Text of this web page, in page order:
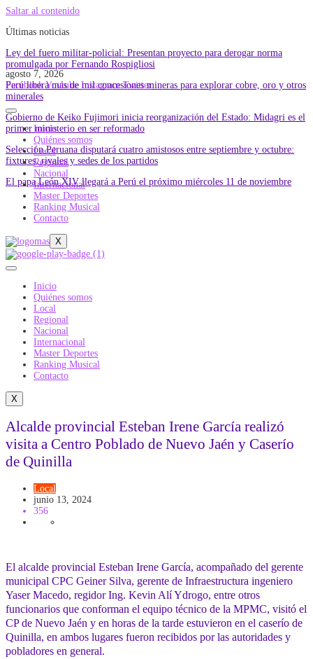
Saltar al contenido
Últimas noticias
Ley del fuero militar-policial: Presentan proyecto para derogar norma
promulgada por Fernando Rospigliosi
Perú libera más de mil concesiones mineras para explorar cobre, oro y otros
minerales
Gobierno de Keiko Fujimori inicia reorganización del Estado: Midagri es el
primer ministerio en ser reformado
Selección Peruana disputará cuatro amistosos entre septiembre y octubre:
fixtures, rivales y sedes de los partidos
El papa León XIV llegará a Perú el próximo miércoles 11 de noviembre
agosto 7, 2026
Facebook Youtube Instagram Twitter
Inicio
Quiénes somos
Local
Regional
Nacional
Internacional
Master Deportes
Ranking Musical
Contacto
X
Inicio
Quiénes somos
Local
Regional
Nacional
Internacional
Master Deportes
Ranking Musical
Contacto
X
Alcalde provincial Esteban Irene García realizó
visita a Centro Poblado de Nuevo Jaén y Caserío
de Quinilla
Local
junio 13, 2024
356
El alcalde provincial Esteban Irene García, acompañado del gerente
municipal CPC Geiner Silva, gerente de Infraestructura ingeniero
Yaser Macedo, regidor Ing. Kevin Alí Ydrogo, entre otros
funcionarios que conforman el equipo técnico de la MPMC, visitó el
CP de Nuevo Jaén y en horas de la tarde estuvieron en el caserío de
Quinilla, en ambos lugares fueron recibidos por las autoridades y
pobladores en general.